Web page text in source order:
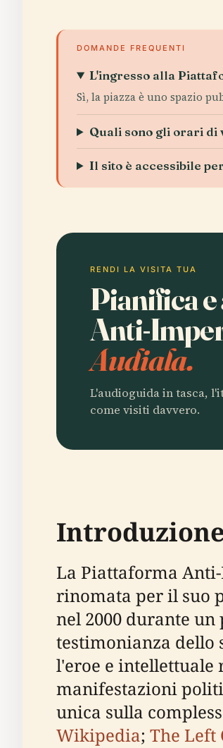
DOMANDE FREQUENTI
L'ingresso alla
Sì, la piazza è uno spazio
Quali sono gli orari di
Il sito è accessibile
RENDI LA VISITA TUA
Pianifica
Anti-
Audiala.
L'audioguida in tasca,
come visiti davvero.
Introduzione
La Piattaforma
rinomata per il suo
nel 2000 durante
testimonianza dello
l'eroe e intellettuale
manifestazioni
unica sulla
Wikipedia; The Left